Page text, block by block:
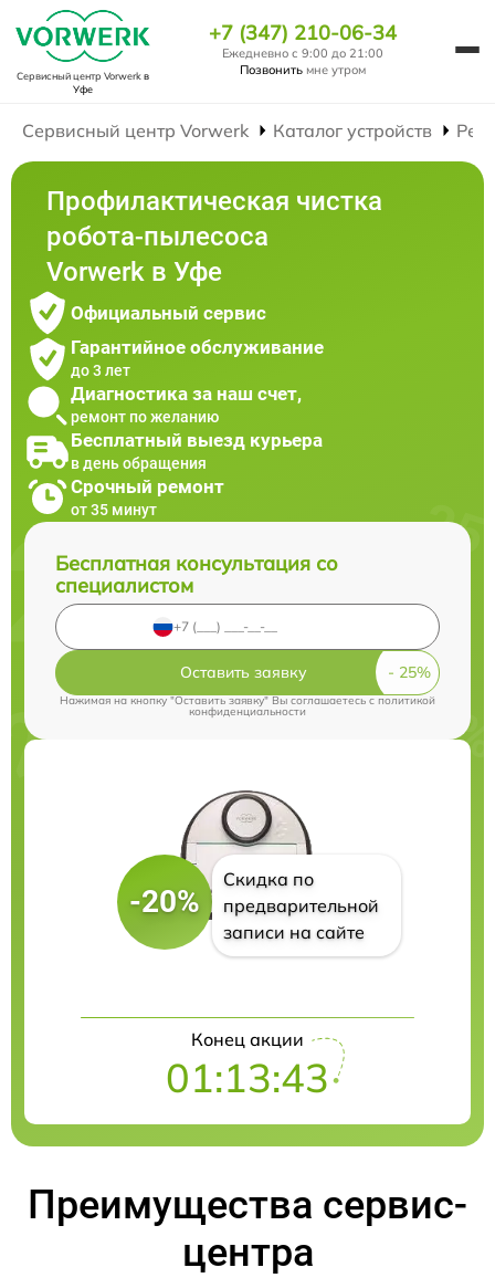
Сервисный центр Vorwerkв
Уфе
+7 (347) 210-06-34
Ежедневно с 9:00 до 21:00
Позвонить мне утром
Сервисный центр Vorwerk Каталог устройств
Профилактическая чистка
робота-пылесоса
Vorwerk в Уфе
Официальный сервис
Гарантийное обслуживание
до 3 лет
Диагностика за наш счет,
ремонт по желанию
Бесплатный выезд курьера
в день обращения
Срочный ремонт
от 35 минут
Бесплатная консультация со
специалистом
Оставить заявку
Нажимая на кнопку "Оставить заявку" Вы соглашаетесь cполитикой
конфиденциальности
-20%
Скидка по
предварительной
записи на сайте
Конец акции
01:13:42
Преимущества сервис-
центра